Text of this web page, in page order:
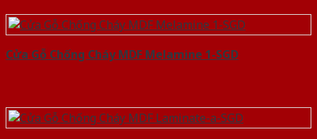
Cửa Gỗ Chống Cháy MDF Melamine 1-SGD